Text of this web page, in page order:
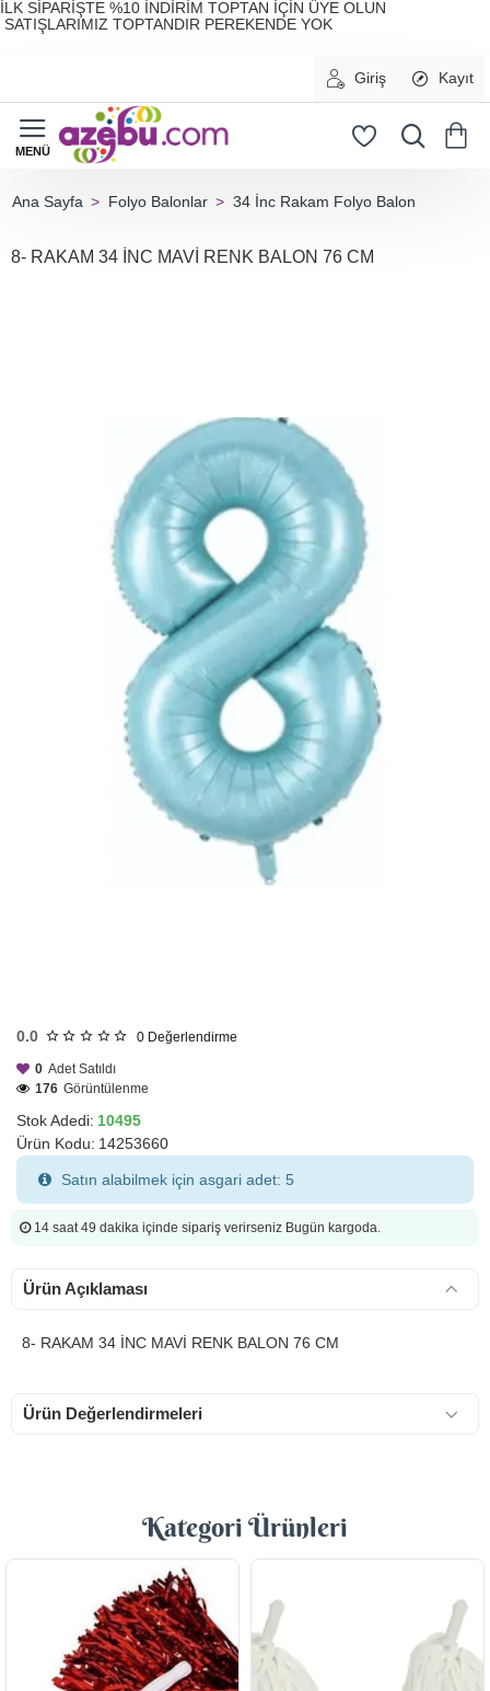
İLK SİPARİŞTE %10 İNDİRİM TOPTAN İÇİN ÜYE OLUN
SATIŞLARIMIZ TOPTANDIR PEREKENDE YOK
Giriş Kayıt
Folyo Balonlar 34 İnc Rakam Folyo Balon
8- RAKAM 34 İNC MAVİ RENK BALON 76 CM
0.0 0 Değerlendirme
Stok Adedi: 10495
Ürün Kodu: 14253660
0 Adet Satıldı
176 Görüntülenme
Satın alabilmek için asgari adet: 5
14 saat 49 dakika içinde sipariş verirseniz Bugün kargoda.
Ürün Açıklaması
8- RAKAM 34 İNC MAVİ RENK BALON 76 CM
Ürün Değerlendirmeleri
Kategori Ürünleri